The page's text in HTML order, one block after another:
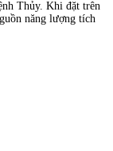
Thủy. Khi đặt trên
năng lượng tích